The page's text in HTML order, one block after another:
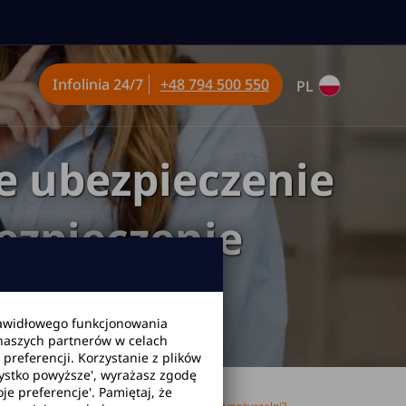
ubezpieczenie
Infolinia 24/7 +48 794 500 550 PL
funkcjonowania
partnerów w celach
Korzystanie z plików
powyższe', wyrażasz zgodę
preferencje'. Pamiętaj, że